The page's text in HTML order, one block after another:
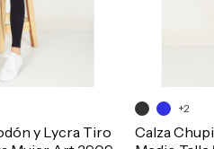
y Lycra Tiro
Calza
+2